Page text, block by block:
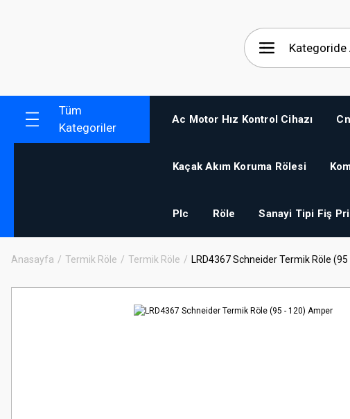
Tüm
Kategoriler
Ac Motor Hız Kontrol Cihazı
Kaçak Akım Koruma Rölesi
Plc Röle Sanayi Tipi Fiş
Anasayfa Termik Röle Termik Röle LRD4367 Schneider Termik Röle